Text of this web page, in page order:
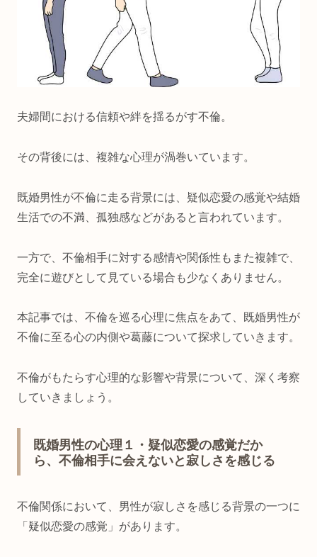
夫婦間における信頼や絆を揺るがす不倫。
その背後には、複雑な心理が渦巻いています。
既婚男性が不倫に走る背景には、疑似恋愛の感覚や結婚
生活での不満、孤独感などがあると言われています。
一方で、不倫相手に対する感情や関係性もまた複雑で、
完全に遊びとして見ている場合も少なくありません。
本記事では、不倫を巡る心理に焦点をあて、既婚男性が
不倫に至る心の内側や葛藤について探求していきます。
不倫がもたらす心理的な影響や背景について、深く考察
していきましょう。
既婚男性の心理１・疑似恋愛の感覚だか
ら、不倫相手に会えないと寂しさを感じる
不倫関係において、男性が寂しさを感じる背景の一つに
「疑似恋愛の感覚」があります。